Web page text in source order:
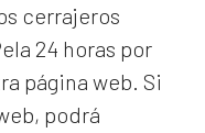
cerrajeros
24 horas por
página web. Si
podrá